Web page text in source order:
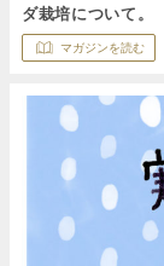
ダ栽培について。
マガジンを読む